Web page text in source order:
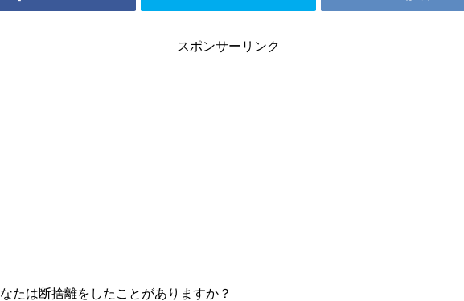
スポンサーリンク
たは断捨離をしたことがありますか？